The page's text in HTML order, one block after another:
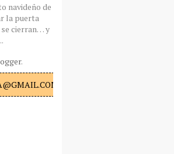
navideño de
la puerta
se cierran… y
.